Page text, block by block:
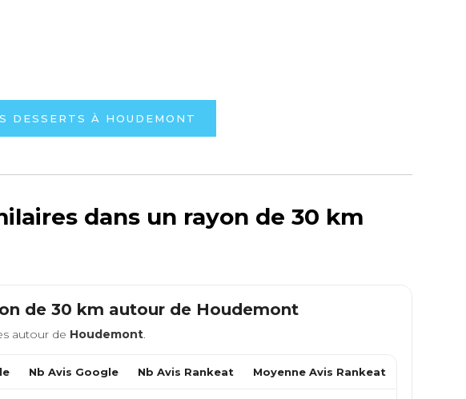
DESSERTS À HOUDEMONT
dans un rayon de 30 km
de 30 km autour de Houdemont
autour de Houdemont.
Nb Avis Google Nb Avis Rankeat Moyenne Avis Rankeat